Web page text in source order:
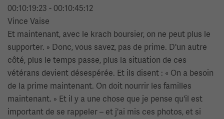
00:10:19:23 - 00:10:45:12
Vince Vaise
Et maintenant, avec le krach boursier, on ne peut plus le
supporter. » Donc, vous savez, pas de prime. D'un autre
côté, plus le temps passe, plus la situation de ces
vétérans devient désespérée. Et ils disent : « On a besoin
de la prime maintenant. On doit nourrir les familles
maintenant. » Et il y a une chose que je pense qu'il est
important de se rappeler – et j'ai mis ces photos, et si